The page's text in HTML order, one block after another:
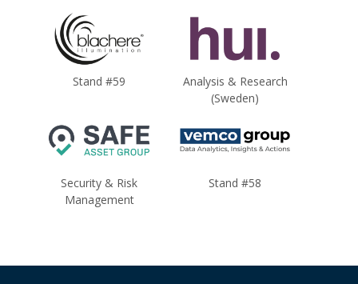
Stand #59
Analysis & Research
(Sweden)
Security & Risk
Management
Stand #58